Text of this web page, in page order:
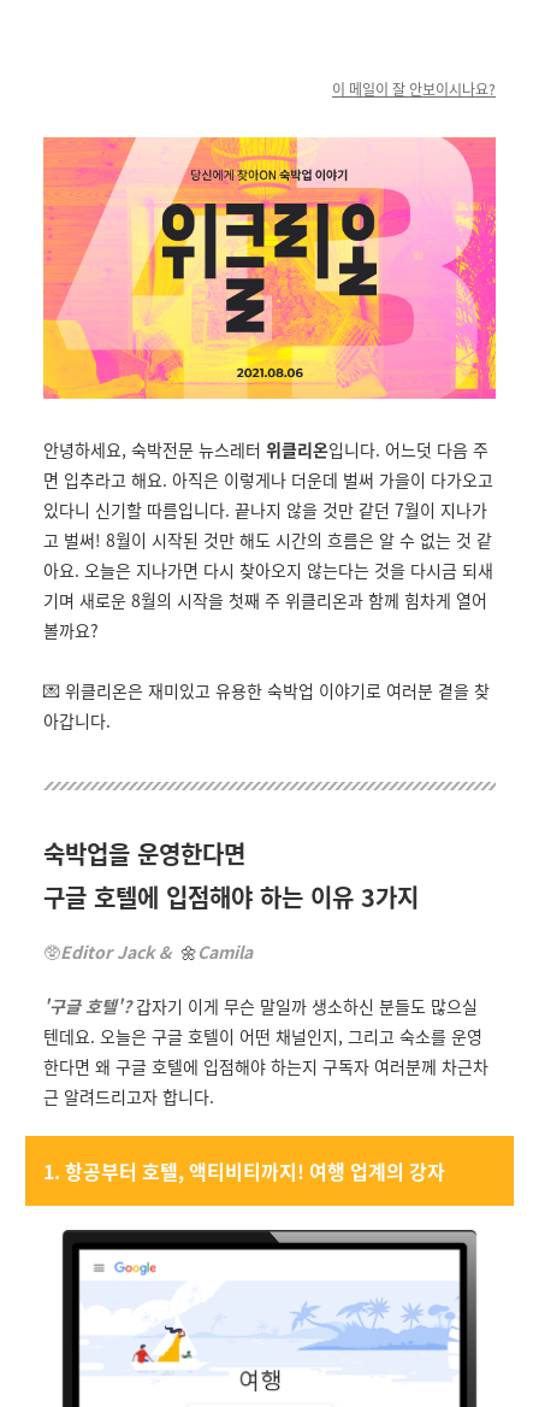
이 메일이 잘 안보이시나요?
안녕하세요, 숙박전문 뉴스레터 위클리온입니다. 어느덧 다음 주
면 입추라고 해요. 아직은 이렇게나 더운데 벌써 가을이 다가오고
있다니 신기할 따름입니다. 끝나지 않을 것만 같던 7월이 지나가
고 벌써! 8월이 시작된 것만 해도 시간의 흐름은 알 수 없는 것 같
아요. 오늘은 지나가면 다시 찾아오지 않는다는 것을 다시금 되새
기며 새로운 8월의 시작을 첫째 주 위클리온과 함께 힘차게 열어
볼까요?
💌 위클리온은 재미있고 유용한 숙박업 이야기로 여러분 곁을 찾
아갑니다.
숙박업을 운영한다면
구글 호텔에 입점해야 하는 이유 3가지
🥸Editor Jack & 🌼Camila
'구글 호텔'?갑자기 이게 무슨 말일까 생소하신 분들도 많으실
텐데요. 오늘은 구글 호텔이 어떤 채널인지, 그리고 숙소를 운영
한다면 왜 구글 호텔에 입점해야 하는지 구독자 여러분께 차근차
근 알려드리고자 합니다.
1. 항공부터 호텔, 액티비티까지! 여행 업계의 강자